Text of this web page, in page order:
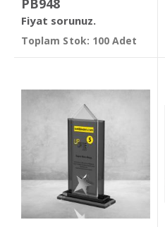
PB948
Fiyat sorunuz.
Toplam Stok: 100 Adet